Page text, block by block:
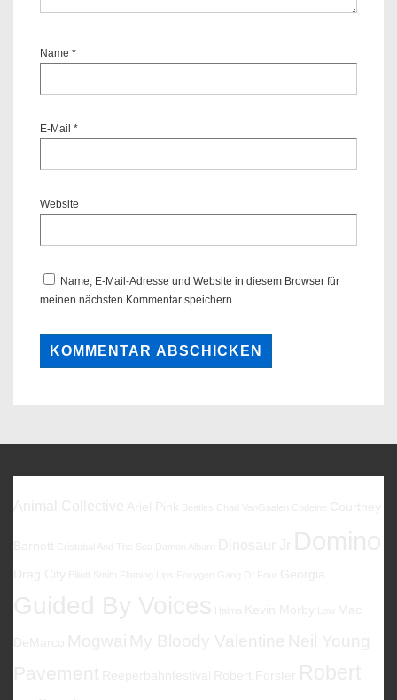
Name *
E-Mail *
Website
Name, E-Mail-Adresse und Website in diesem Browser für
meinen nächsten Kommentar speichern.